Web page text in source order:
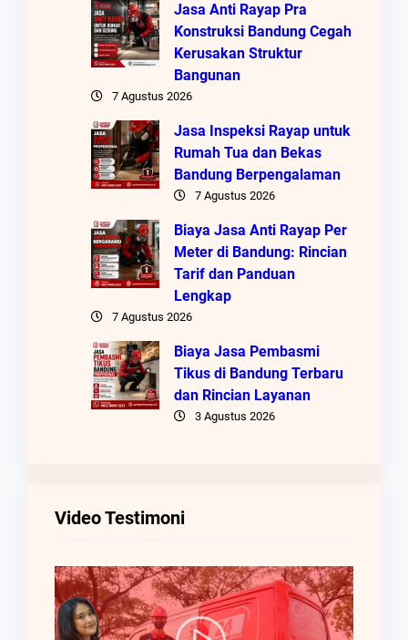
Jasa Anti Rayap Pra
Konstruksi Bandung Cegah
Kerusakan Struktur
Bangunan
7 Agustus 2026
Jasa Inspeksi Rayap untuk
Rumah Tua dan Bekas
Bandung Berpengalaman
7 Agustus 2026
Biaya Jasa Anti Rayap Per
Meter di Bandung: Rincian
Tarif dan Panduan
Lengkap
7 Agustus 2026
Biaya Jasa Pembasmi
Tikus di Bandung Terbaru
dan Rincian Layanan
3 Agustus 2026
Video Testimoni